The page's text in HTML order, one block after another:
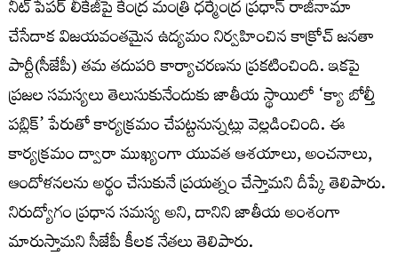
నీట్ పేపర్ లీకేజీపై కేంద్ర మంత్రి ధర్మేంద్ర ప్రధాన్ రాజీనామా
చేసేదాక విజయవంతమైన ఉద్యమం నిర్వహించిన కాక్రోచ్‌ జనతా
పార్టీ(సీజేపీ) తమ తదుపరి కార్యాచరణను ప్రకటించింది. ఇకపై
ప్రజల సమస్యలు తెలుసుకునేందుకు జాతీయ స్థాయిలో ‘క్యా బోల్తీ
పబ్లిక్‌’ పేరుతో కార్యక్రమం చేపట్టనున్నట్లు వెల్లడించింది. ఈ
కార్యక్రమం ద్వారా ముఖ్యంగా యువత ఆశయాలు, అంచనాలు,
ఆందోళనలను అర్థం చేసుకునే ప్రయత్నం చేస్తామని దీప్కే తెలిపారు.
నిరుద్యోగం ప్రధాన సమస్య అని, దానిని జాతీయ అంశంగా
మారుస్తామని సీజేపీ కీలక నేతలు తెలిపారు.